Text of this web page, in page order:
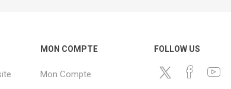
MON COMPTE
Mon Compte
FOLLOW US